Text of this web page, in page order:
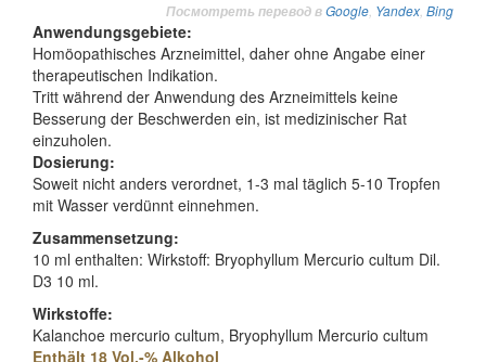
Посмотреть перевод вGoogle Yandex Bing
Anwendungsgebiete:
Homöopathisches Arzneimittel, daher ohne Angabe einer
therapeutischen Indikation.
Tritt während der Anwendung des Arzneimittels keine
Besserung der Beschwerden ein, ist medizinischer Rat
einzuholen.
Dosierung:
Soweit nicht anders verordnet, 1-3 mal täglich 5-10 Tropfen
mit Wasser verdünnt einnehmen.
Zusammensetzung:
10 ml enthalten: Wirkstoff: Bryophyllum Mercurio cultum Dil.
D3 10 ml.
Wirkstoffe:
Kalanchoe mercurio cultum, Bryophyllum Mercurio cultum
Enthält 18 Vol.-% Alkohol